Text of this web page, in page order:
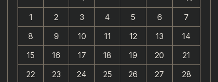
1 2 3 4 5 6
7
8
9 10 11 12 13
14
15
16 17 18 19 20
21
22
23 24 25 26 27
28